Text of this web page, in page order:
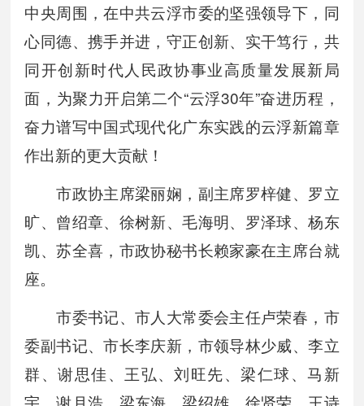
中央周围，在中共云浮市委的坚强领导下，同
心同德、携手并进，守正创新、实干笃行，共
同开创新时代人民政协事业高质量发展新局
面，为聚力开启第二个“云浮30年”奋进历程，
奋力谱写中国式现代化广东实践的云浮新篇章
作出新的更大贡献！
市政协主席梁丽娴，副主席罗梓健、罗立
旷、曾绍章、徐树新、毛海明、罗泽球、杨东
凯、苏全喜，市政协秘书长赖家豪在主席台就
座。
市委书记、市人大常委会主任卢荣春，市
委副书记、市长李庆新，市领导林少威、李立
群、谢思佳、王弘、刘旺先、梁仁球、马新
宇、谢月浩、梁东海、梁绍雄、徐贤荣、王诗